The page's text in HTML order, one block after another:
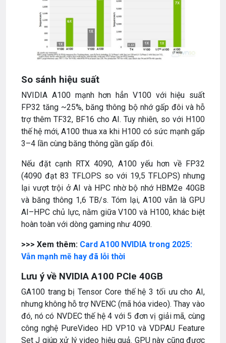
So sánh hiệu suất
NVIDIA A100 mạnh hơn hẳn V100 với hiệu suất
FP32 tăng ~25%, băng thông bộ nhớ gấp đôi và hỗ
trợ thêm TF32, BF16 cho AI. Tuy nhiên, so với H100
thế hệ mới, A100 thua xa khi H100 có sức mạnh gấp
3–4 lần cùng băng thông gần gấp đôi.
Nếu đặt cạnh RTX 4090, A100 yếu hơn về FP32
(4090 đạt 83 TFLOPS so với 19,5 TFLOPS) nhưng
lại vượt trội ở AI và HPC nhờ bộ nhớ HBM2e 40GB
và băng thông 1,6 TB/s. Tóm lại, A100 vẫn là GPU
AI–HPC chủ lực, nằm giữa V100 và H100, khác biệt
hoàn toàn với dòng gaming như 4090.
>>> Xem thêm: Card A100 NVIDIA trong 2025:
Vẫn mạnh mẽ hay đã lỗi thời
Lưu ý về NVIDIA A100 PCIe 40GB
GA100 trang bị Tensor Core thế hệ 3 tối ưu cho AI,
nhưng không hỗ trợ NVENC (mã hóa video). Thay vào
đó, nó có NVDEC thế hệ 4 với 5 đơn vị giải mã, cùng
công nghệ PureVideo HD VP10 và VDPAU Feature
Set J giúp xử lý video hiệu quả. GPU này cũng được